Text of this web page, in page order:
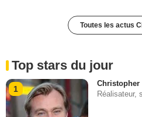
Toutes les actus
Top stars du jour
1
Christopher
Réalisateur,